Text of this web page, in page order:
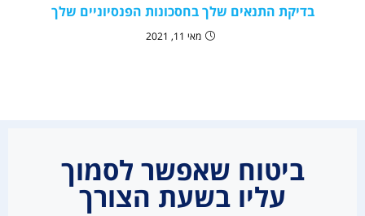
בדיקת התנאים שלך בחסכונות הפנסיוניים שלך
מאי 11, 2021
ביטוח שאפשר לסמוך
עליו בשעת הצורך